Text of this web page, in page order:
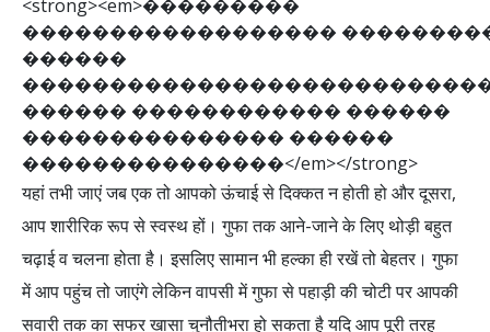
<strong><em>���������
������������������ ��������
������
��������������������������
������ ������������ ������
��������������� ������
���������������</em></strong>
यहां तभी जाएं जब एक तो आपको ऊंचाई से दिक्कत न होती हो और दूसरा,
आप शारीरिक रूप से स्वस्थ हों। गुफा तक आने-जाने के लिए थोड़ी बहुत
चढ़ाई व चलना होता है। इसलिए सामान भी हल्का ही रखें तो बेहतर। गुफा
में आप पहुंच तो जाएंगे लेकिन वापसी में गुफा से पहाड़ी की चोटी पर आपकी
सवारी तक का सफर खासा चुनौतीभरा हो सकता है यदि आप पूरी तरह